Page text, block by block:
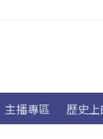
主播專區 歷史